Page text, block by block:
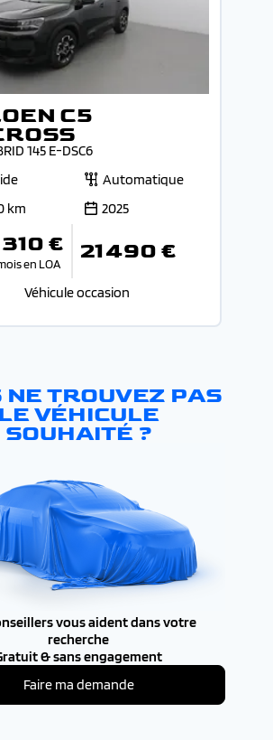
C5
145 E-DSC6
Automatique
km
2025
310 €
en LOA 21 490 €
Véhicule occasion
NE TROUVEZ PAS
LE VÉHICULE
SOUHAITÉ ?
vous aident dans votre
recherche
& sans engagement
Faire ma demande